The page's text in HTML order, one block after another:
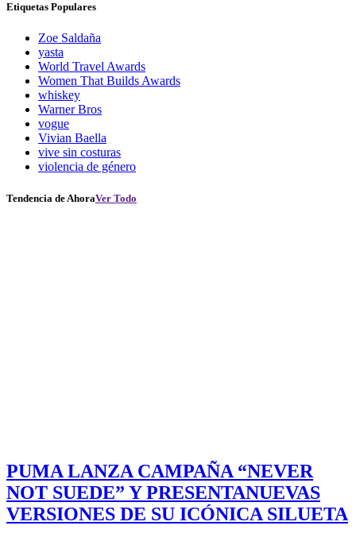
Etiquetas Populares
Zoe Saldaña
yasta
World Travel Awards
Women That Builds Awards
whiskey
Warner Bros
vogue
Vivian Baella
vive sin costuras
violencia de género
Tendencia de AhoraVer Todo
PUMA LANZA CAMPAÑA “NEVER
NOT SUEDE” Y PRESENTANUEVAS
VERSIONES DE SU ICÓNICA SILUETA